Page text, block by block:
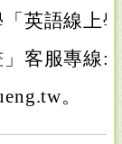
英語線上
客服專線
。